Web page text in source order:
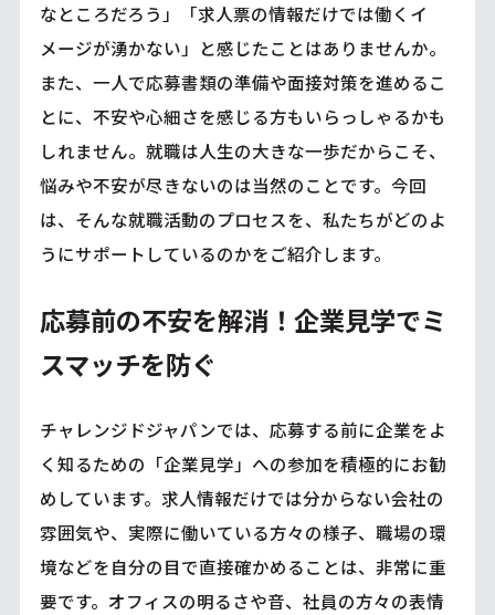
なところだろう」「求人票の情報だけでは働くイ
メージが湧かない」と感じたことはありませんか。
また、一人で応募書類の準備や面接対策を進めるこ
とに、不安や心細さを感じる方もいらっしゃるかも
しれません。就職は人生の大きな一歩だからこそ、
悩みや不安が尽きないのは当然のことです。今回
は、そんな就職活動のプロセスを、私たちがどのよ
うにサポートしているのかをご紹介します。
応募前の不安を解消！企業見学でミ
スマッチを防ぐ
チャレンジドジャパンでは、応募する前に企業をよ
く知るための「企業見学」への参加を積極的にお勧
めしています。求人情報だけでは分からない会社の
雰囲気や、実際に働いている方々の様子、職場の環
境などを自分の目で直接確かめることは、非常に重
要です。オフィスの明るさや音、社員の方々の表情